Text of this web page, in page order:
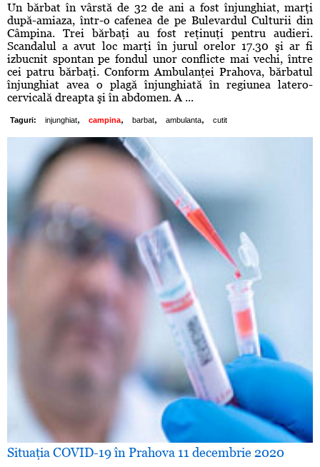
Un bărbat în vârstă de 32 de ani a fost înjunghiat, marţi
după-amiaza, într-o cafenea de pe Bulevardul Culturii din
Câmpina. Trei bărbaţi au fost reţinuţi pentru audieri.
Scandalul a avut loc marţi în jurul orelor 17.30 şi ar fi
izbucnit spontan pe fondul unor conflicte mai vechi, între
cei patru bărbaţi. Conform Ambulanţei Prahova, bărbatul
înjunghiat avea o plagă înjunghiată în regiunea latero-
cervicală dreapta şi în abdomen. A ...
Taguri: injunghiat, campina, barbat, ambulanta, cutit
Situaţia COVID-19 în Prahova 11 decembrie 2020